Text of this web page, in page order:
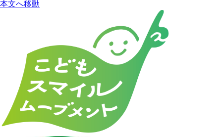
本文へ移動